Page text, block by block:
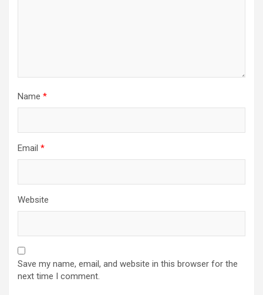
Name *
Email *
Website
Save my name, email, and website in this browser for the
next time I comment.